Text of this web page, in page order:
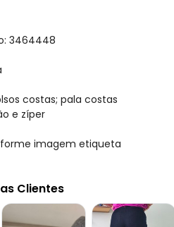
3464448
costas; pala costas
e zíper
imagem etiqueta
Clientes